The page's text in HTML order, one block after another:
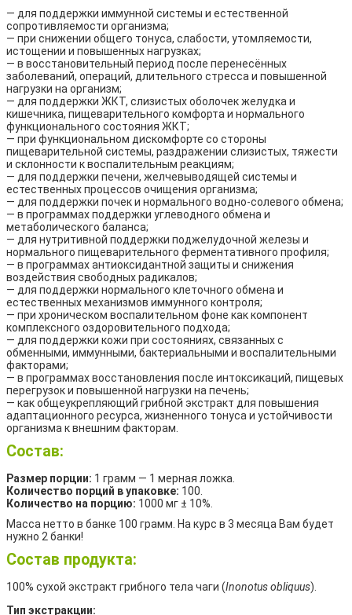
— для поддержки иммунной системы и естественной
сопротивляемости организма;
— при снижении общего тонуса, слабости, утомляемости,
истощении и повышенных нагрузках;
— в восстановительный период после перенесённых
заболеваний, операций, длительного стресса и повышенной
нагрузки на организм;
— для поддержки ЖКТ, слизистых оболочек желудка и
кишечника, пищеварительного комфорта и нормального
функционального состояния ЖКТ;
— при функциональном дискомфорте со стороны
пищеварительной системы, раздражении слизистых, тяжести
и склонности к воспалительным реакциям;
— для поддержки печени, желчевыводящей системы и
естественных процессов очищения организма;
— для поддержки почек и нормального водно-солевого обмена;
— в программах поддержки углеводного обмена и
метаболического баланса;
— для нутритивной поддержки поджелудочной железы и
нормального пищеварительного ферментативного профиля;
— в программах антиоксидантной защиты и снижения
воздействия свободных радикалов;
— для поддержки нормального клеточного обмена и
естественных механизмов иммунного контроля;
— при хроническом воспалительном фоне как компонент
комплексного оздоровительного подхода;
— для поддержки кожи при состояниях, связанных с
обменными, иммунными, бактериальными и воспалительными
факторами;
— в программах восстановления после интоксикаций, пищевых
перегрузок и повышенной нагрузки на печень;
— как общеукрепляющий грибной экстракт для повышения
адаптационного ресурса, жизненного тонуса и устойчивости
организма к внешним факторам.
Состав:
Размер порции: 1 грамм — 1 мерная ложка.
Количество порций в упаковке: 100.
Количество на порцию: 1000 мг ± 10%.
Масса нетто в банке 100 грамм. На курс в 3 месяца Вам будет
нужно 2 банки!
Состав продукта:
100% сухой экстракт грибного тела чаги (Inonotus obliquus).
Тип экстракции: